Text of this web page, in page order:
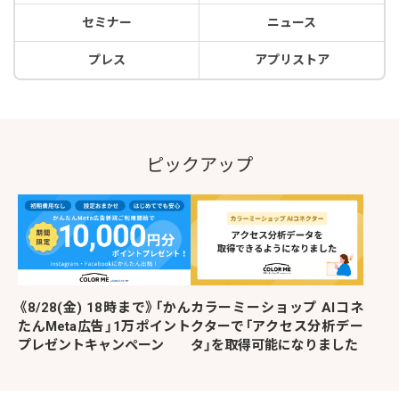
セミナー ニュース
プレス アプリストア
ピックアップ
《8/28(金) 18時まで》「かん
たんMeta広告」1万ポイント
プレゼントキャンペーン
カラーミーショップ AIコネ
クターで「アクセス分析デー
タ」を取得可能になりました